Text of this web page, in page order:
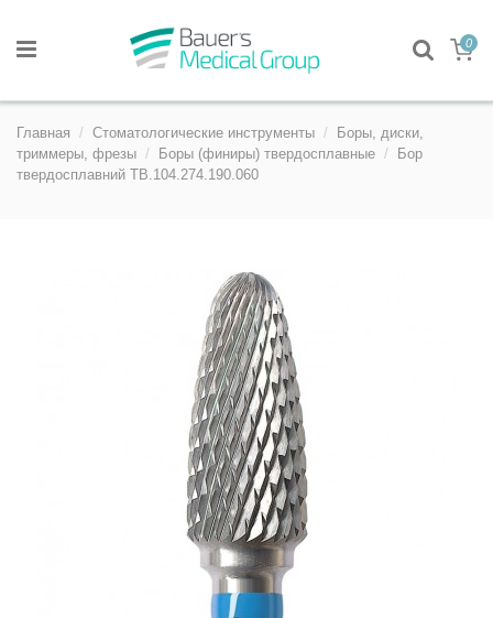
0
Главная Стоматологические инструменты
Боры, диски,
триммеры, фрезы
Боры (финиры) твердосплавные
Бор
твердосплавний TB.104.274.190.060